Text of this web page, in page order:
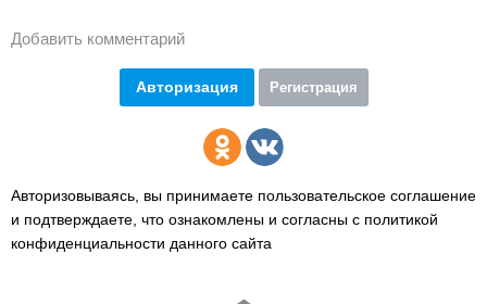
Добавить комментарий
Авторизация Регистрация
Авторизовываясь, вы принимаете пользовательское соглашение
и подтверждаете, что ознакомлены и согласны с политикой
конфиденциальности данного сайта